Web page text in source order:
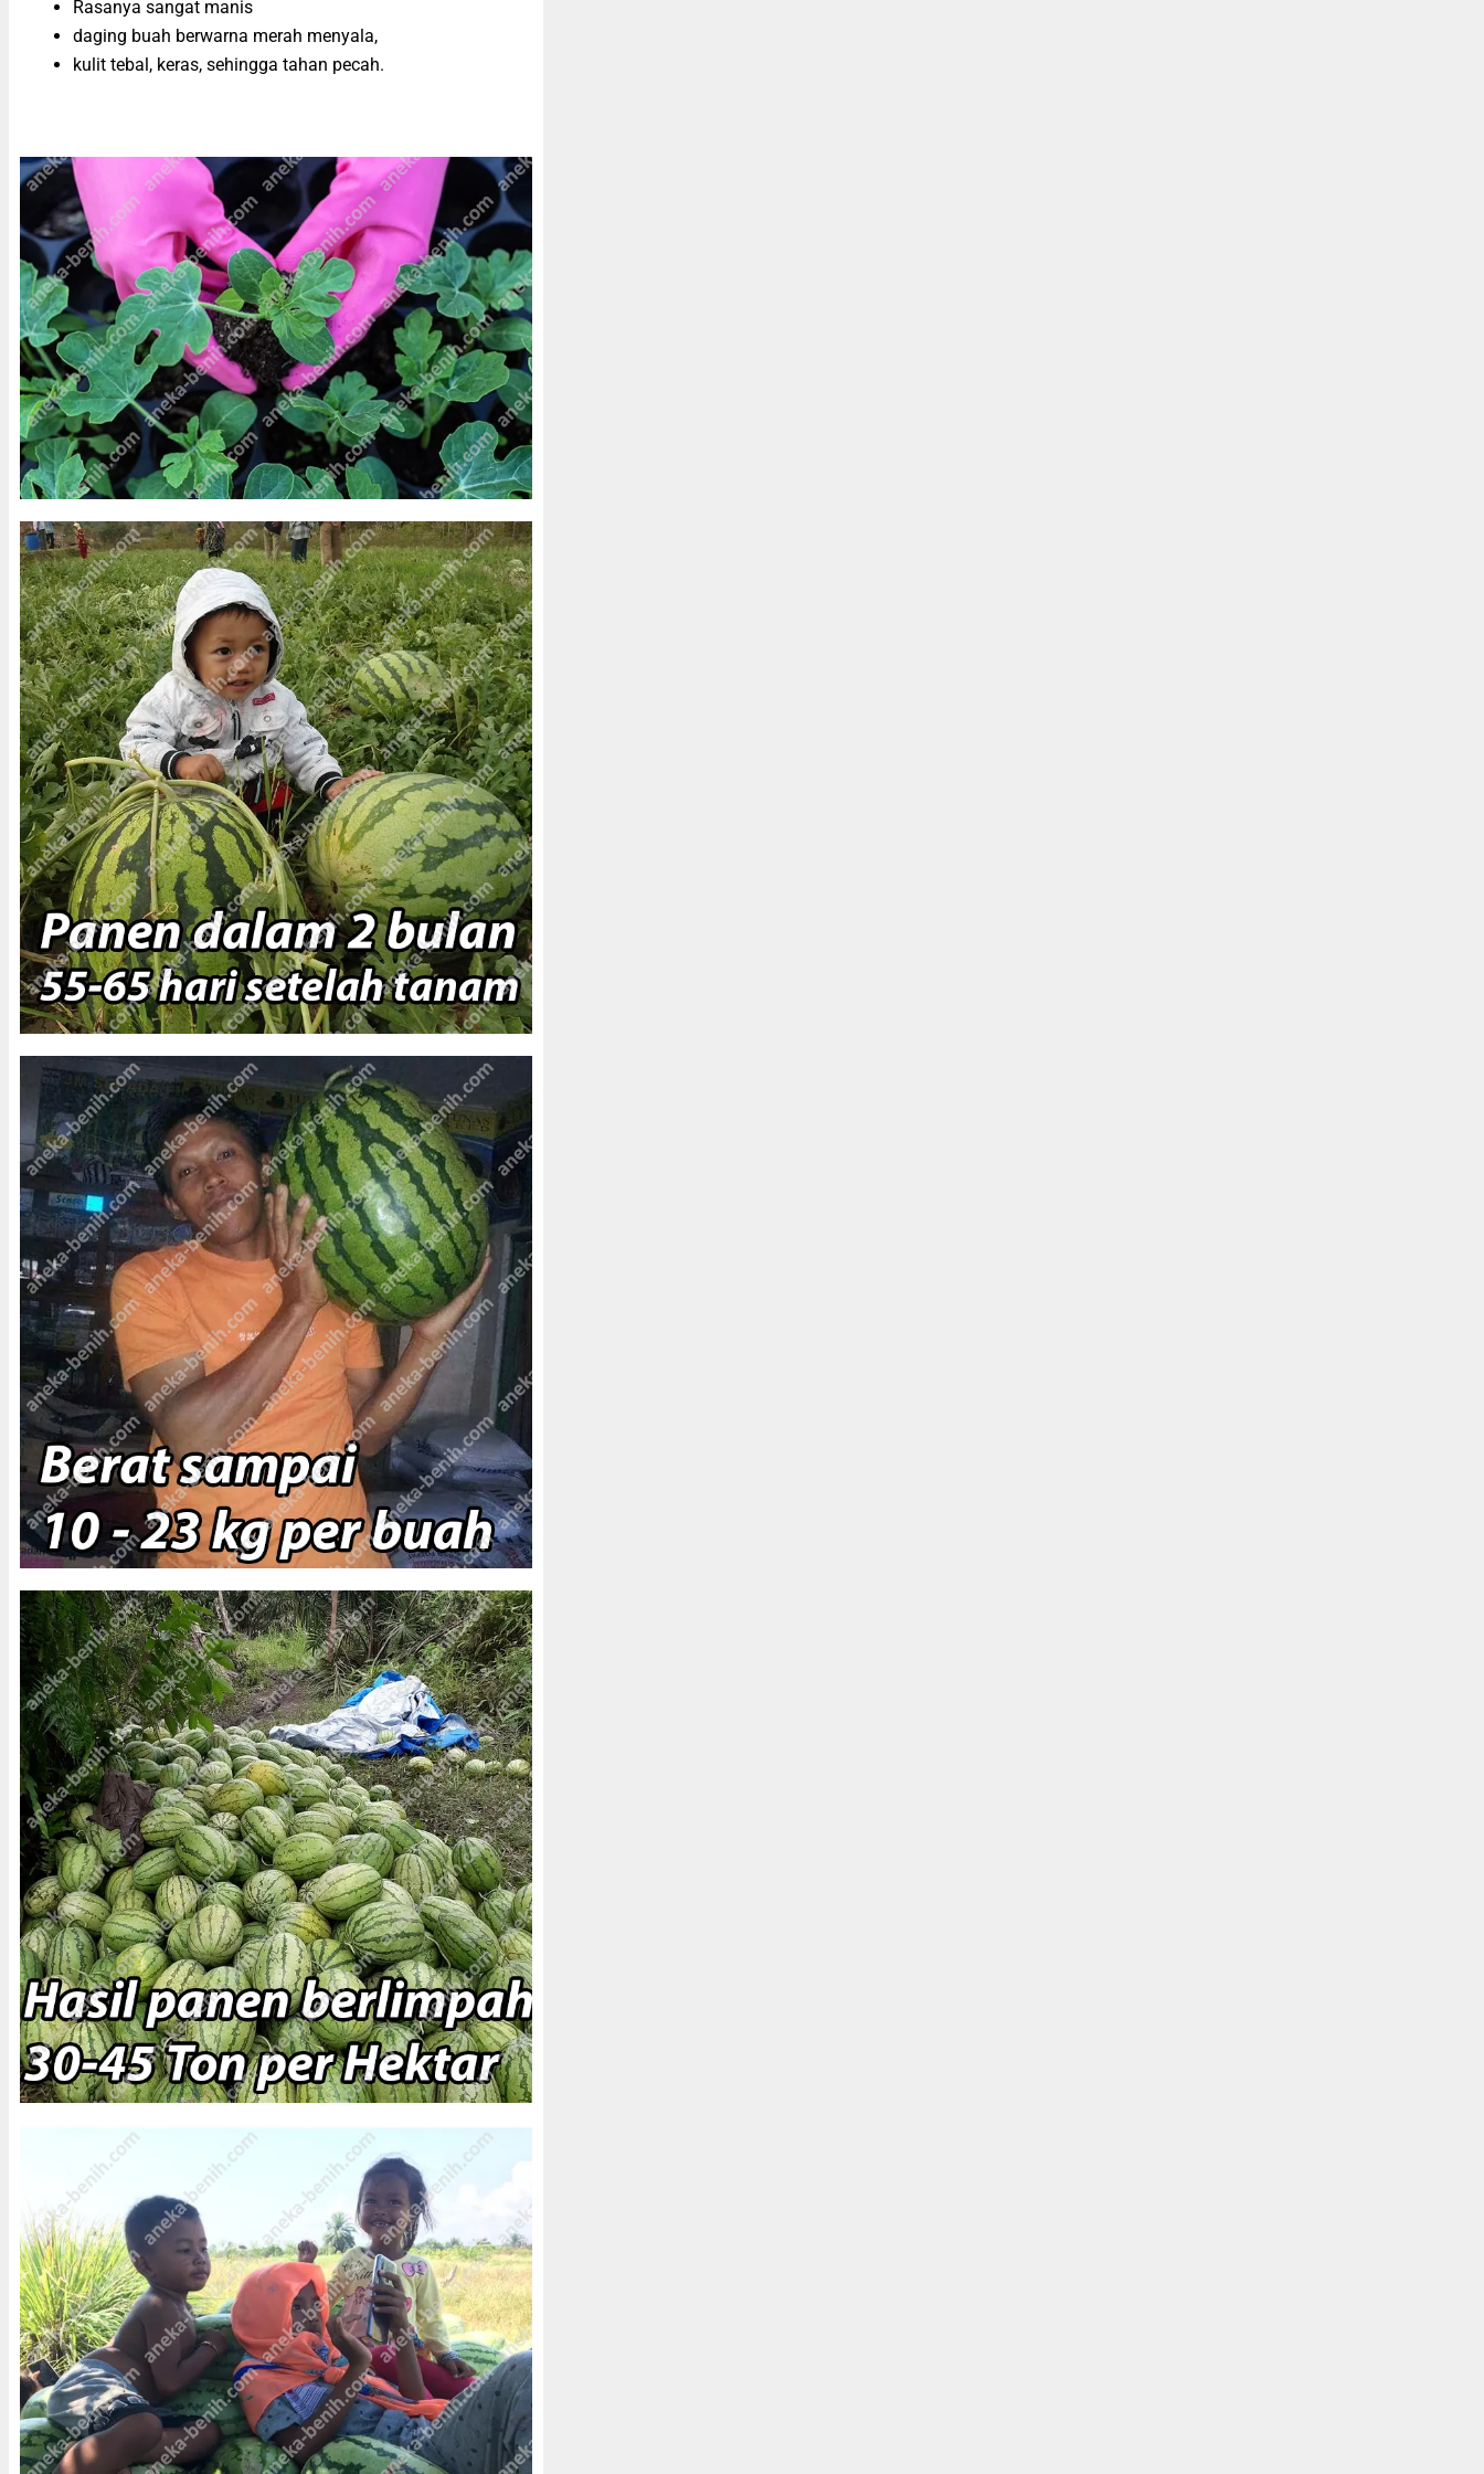
Rasanya sangat manis
daging buah berwarna merah menyala,
kulit tebal, keras, sehingga tahan pecah.